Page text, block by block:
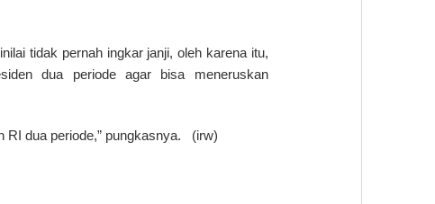
tidak pernah ingkar janji, oleh karena itu,
dua periode agar bisa meneruskan
RI dua periode,” pungkasnya. (irw)